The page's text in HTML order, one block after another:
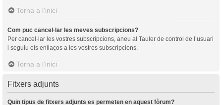
Torna a l’inici
Com puc cancel·lar les meves subscripcions?
Per cancel·lar les vostres subscripcions, aneu al Tauler de control de l’usuari
i seguiu els enllaços a les vostres subscripcions.
Torna a l’inici
Fitxers adjunts
Quin tipus de fitxers adjunts es permeten en aquest fòrum?